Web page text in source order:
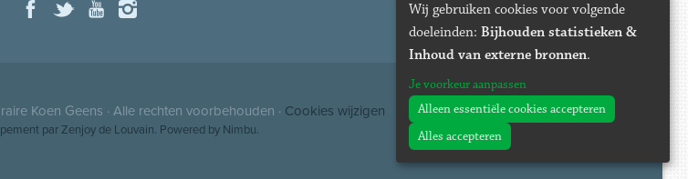
Koen Geens · Alle rechten voorbehouden · Cookies wijzigen
par Zenjoy de Louvain. Powered by Nimbu.
Wij gebruiken cookies voor volgende
doeleinden: Bijhouden statistieken &
Inhoud van externe bronnen.
Je voorkeur aanpassen
Alleen essentiële cookies accepteren
Alles accepteren